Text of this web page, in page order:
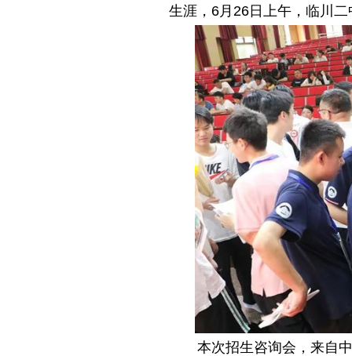
生涯，6月26日上午，临川
本次招生咨询会，来自